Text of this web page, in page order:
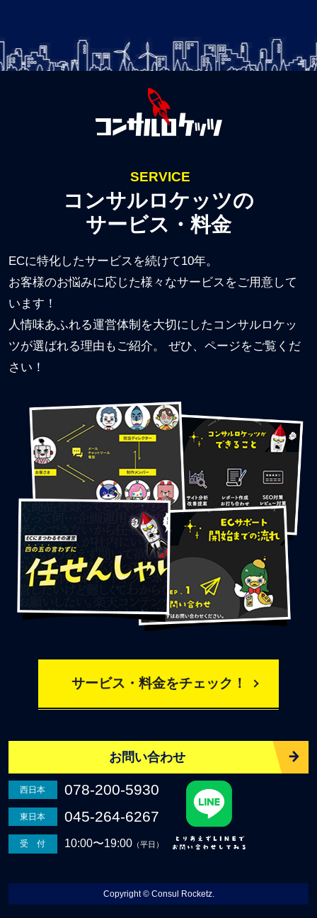
SERVICE
コンサルロケッツの
サービス・料金
ECに特化したサービスを続けて10年。
お客様のお悩みに応じた様々なサービスをご用意して
います！
人情味あふれる運営体制を大切にしたコンサルロケッ
ツが選ばれる理由もご紹介。 ぜひ、ページをご覧くだ
さい！
サービス・料金をチェック！
お問い合わせ
西日本 078-200-5930
東日本 045-264-6267
受 付 10:00〜19:00（平日）
Copyright © Consul Rocketz.